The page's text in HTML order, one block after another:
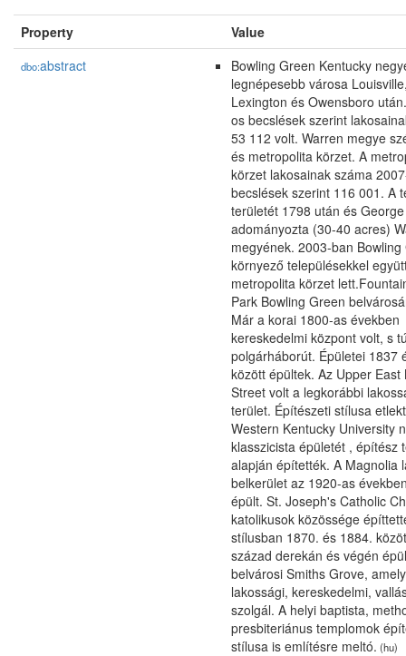
Property Value
dbo:abstract
Bowling Green Kentucky
legnépesebb városa
Lexington és Owensboro
os becslések szerint
53 112 volt. Warren megye
és metropolita körzet. A
körzet lakosainak száma
becslések szerint 116 001. A
területét 1798 után és
adományozta (30-40 acres)
megyének. 2003-ban Bowling
környező településekkel
metropolita körzet
Park Bowling Green
Már a korai 1800-as években
kereskedelmi központ volt, s
polgárháborút. Épületei 1837
között épültek. Az Upper East
Street volt a legkorábbi
terület. Építészeti stílusa
Western Kentucky University
klasszicista épületét , építész
alapján építették. A Magnolia
belkerület az 1920-as
épült. St. Joseph's Catholic
katolikusok közössége
stílusban 1870. és 1884.
század derekán és végén
belvárosi Smiths Grove,
lakossági, kereskedelmi,
szolgál. A helyi baptista,
presbiteriánus templomok
stílusa is említésre meltó. (hu)